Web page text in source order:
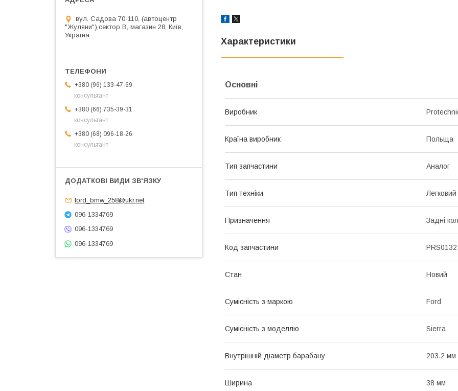
Характеристики
Основні
Виробник
Країна виробник Польща
Тип запчастини Аналог
Тип техніки
Призначення Задні
Код запчастини PRS0132
Стан Новий
Сумісність з маркою Ford
Сумісність з моделлю Sierra
Внутрішній діаметр барабану 203.2 мм
Ширина 38 мм
вул. Садова 70-110, (автоцентр
"Жуляни"),сектор В, магазин 28, Київ,
Україна
+380 (96) 133-47-69
консультант
+380 (66) 735-39-31
консультант
+380 (68) 096-18-26
консультант
ford_bmw_258@ukr.net
096-1334769
096-1334769
096-1334769